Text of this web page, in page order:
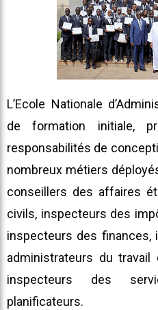
L’Ecole Nationale
de formation initiale,
responsabilités de
nombreux métiers
conseillers des affaires
civils, inspecteurs des
inspecteurs des finances,
administrateurs du
inspecteurs des
planificateurs.